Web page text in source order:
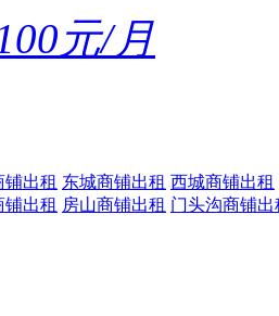
元/月
出租 东城商铺出租 西城商铺出租
铺出租 房山商铺出租 门头沟商铺出